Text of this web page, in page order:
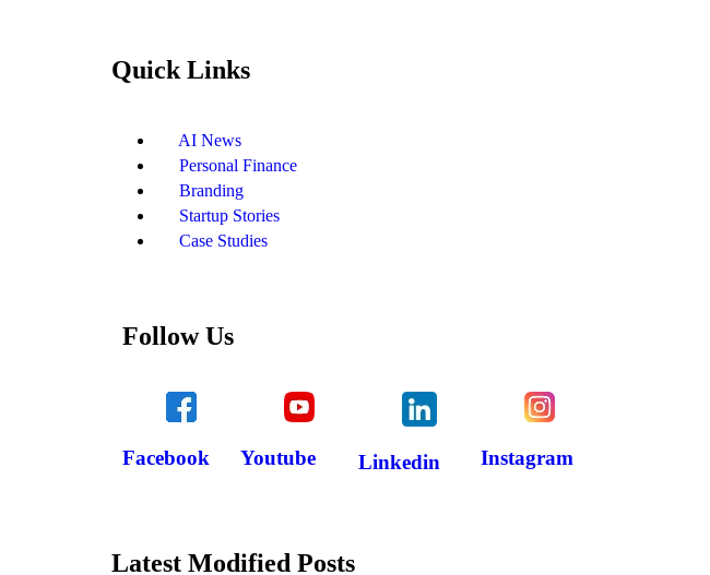
Quick Links
AI News
Personal Finance
Branding
Startup Stories
Case Studies
Follow Us
Facebook Youtube Linkedin Instagram
Latest Modified Posts